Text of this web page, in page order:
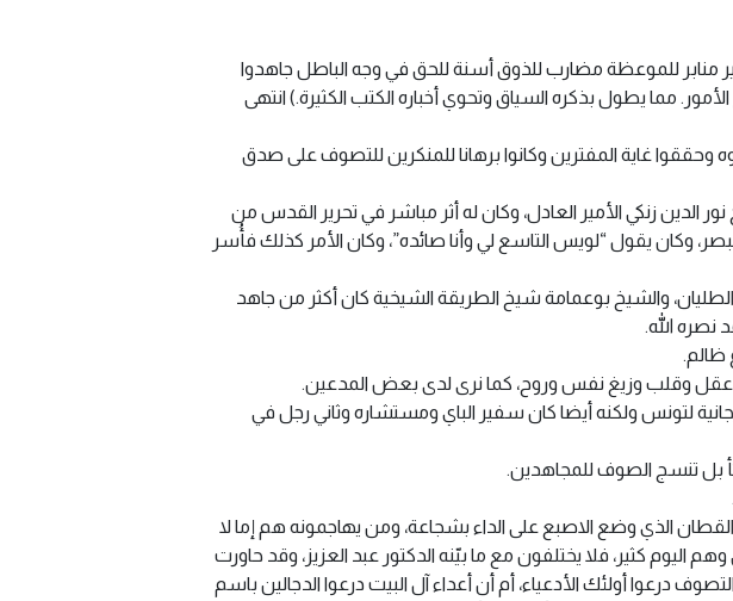
منابر للموعظة مضارب للذوق أسنة للحق في وجه الباطل جاهدوا
مما يطول بذكره السياق وتحوي أخباره الكتب الكثيرة.) انتهى
وحققوا غاية المفترين وكانوا برهانا للمنكرين للتصوف على صدق
الدين زنكي الأمير العادل، وكان له أثر مباشر في تحرير القدس من
وكان يقول “لويس التاسع لي وأنا صائده”، وكان الأمر كذلك فأُسر
والشيخ بوعمامة شيخ الطريقة الشيخية كان أكثر من جاهد
نصره الله.
ظالم.
عقل وقلب وزيغ نفس وروح، كما نرى لدى بعض المدعين.
لتونس ولكنه أيضا كان سفير الباي ومستشاره وثاني رجل في
بل تنسج الصوف للمجاهدين.
الذي وضع الاصبع على الداء بشجاعة، ومن يهاجمونه هم إما لا
كثير، فلا يختلفون مع ما بيّنه الدكتور عبد العزيز، وقد حاورت
درعوا أولئك الأدعياء، أم أن أعداء آل البيت درعوا الدجالين باسم